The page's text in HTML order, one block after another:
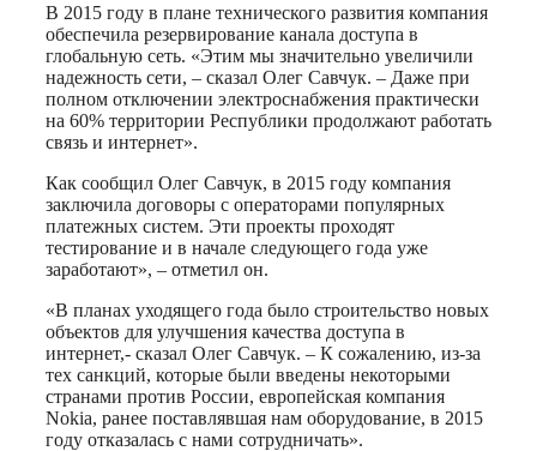
В 2015 году в плане технического развития компания
обеспечила резервирование канала доступа в
глобальную сеть. «Этим мы значительно увеличили
надежность сети, – сказал Олег Савчук. – Даже при
полном отключении электроснабжения практически
на 60% территории Республики продолжают работать
связь и интернет».
Как сообщил Олег Савчук, в 2015 году компания
заключила договоры с операторами популярных
платежных систем. Эти проекты проходят
тестирование и в начале следующего года уже
заработают», – отметил он.
«В планах уходящего года было строительство новых
объектов для улучшения качества доступа в
интернет,- сказал Олег Савчук. – К сожалению, из-за
тех санкций, которые были введены некоторыми
странами против России, европейская компания
Nokia, ранее поставлявшая нам оборудование, в 2015
году отказалась с нами сотрудничать».